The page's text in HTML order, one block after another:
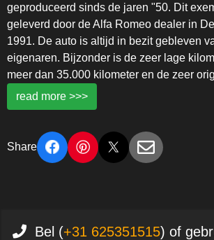
geproduceerd sinds de jaren "50. Dit
geleverd door de Alfa Romeo dealer in
1991. De auto is altijd in bezit gebleven
eigenaren. Bijzonder is de zeer lage
meer dan 35.000 kilometer en de zeer
read more >>>
Share
Bel (+31 625351515) of